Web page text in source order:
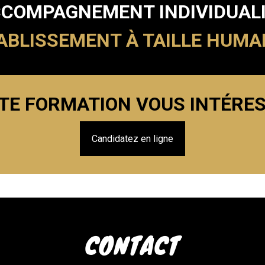
À TAILLE
FORMATION VOUS
Candidatez en ligne
CONTACT